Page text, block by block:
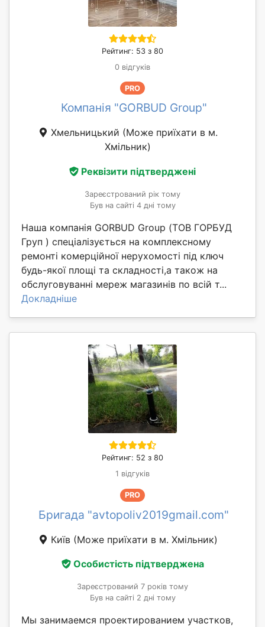
Рейтинг: 53 з 80
0 відгуків
PRO
Компанія "GORBUD Group"
Хмельницький (Може приїхати в м.
Хмільник)
Реквізити підтверджені
Зареєстрований рік тому
Був на сайті 4 дні тому
Наша компанія GORBUD Group (ТОВ ГОРБУД
Груп ) спеціалізується на комплексному
ремонті комерційної нерухомості під ключ
будь-якої площі та складності,а також на
обслуговуванні мереж магазинів по всій т...
Докладніше
Рейтинг: 52 з 80
1 відгуків
PRO
Бригада "avtopoliv2019gmail.com"
Київ (Може приїхати в м. Хмільник)
Особистість підтверджена
Зареєстрований 7 років тому
Був на сайті 2 дні тому
Мы занимаемся проектированием участков,